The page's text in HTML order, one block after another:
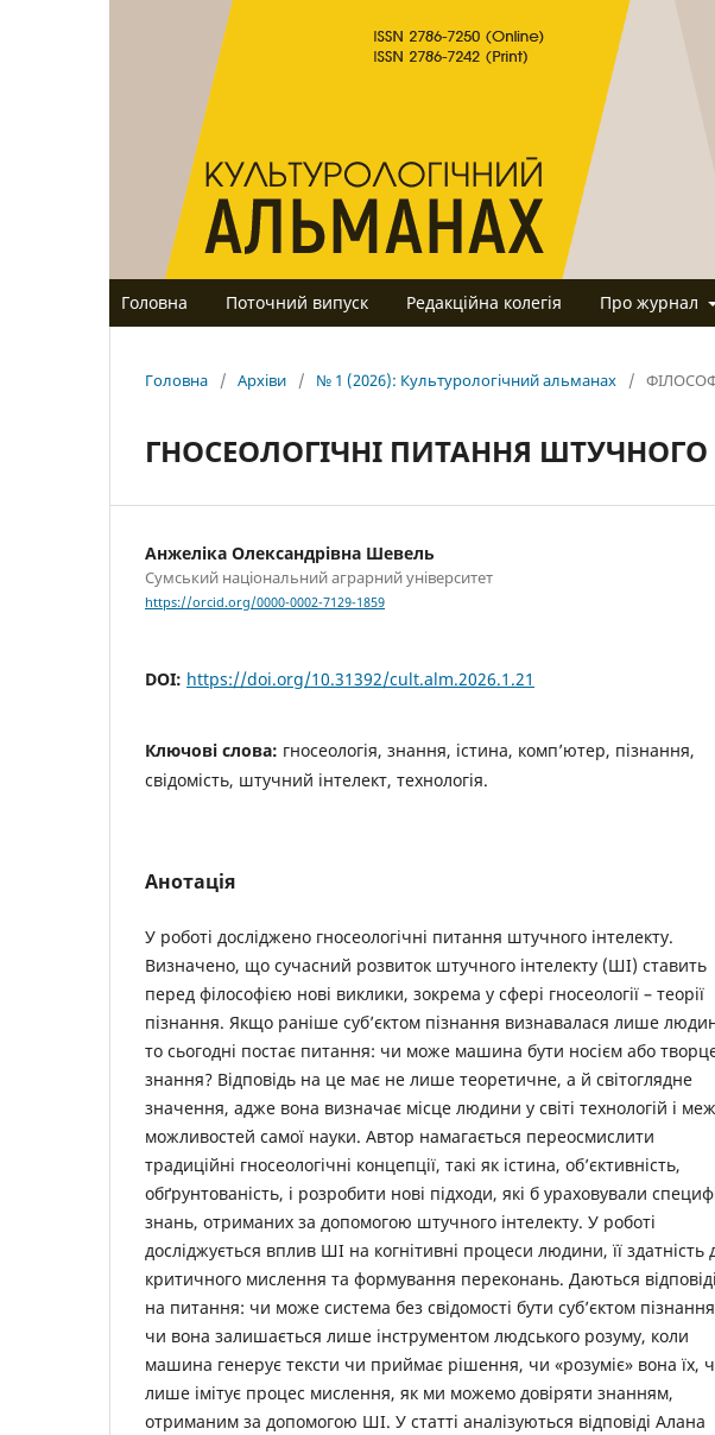
Головна Поточний випуск Редакційна колегія Про журнал
Головна / Архіви / № 1 (2026): Культурологічний альманах /
ГНОСЕОЛОГІЧНІ ПИТАННЯ ШТУЧНОГО
Анжеліка Олександрівна Шевель
Сумський національний аграрний університет
https://orcid.org/0000-0002-7129-1859
DOI: https://doi.org/10.31392/cult.alm.2026.1.21
Ключові слова: гносеологія, знання, істина, комп’ютер, пізнання,
свідомість, штучний інтелект, технологія.
Анотація
У роботі досліджено гносеологічні питання штучного інтелекту.
Визначено, що сучасний розвиток штучного інтелекту (ШІ) ставить
перед філософією нові виклики, зокрема у сфері гносеології – теорії
пізнання. Якщо раніше суб’єктом пізнання визнавалася лише
то сьогодні постає питання: чи може машина бути носієм або
знання? Відповідь на це має не лише теоретичне, а й світоглядне
значення, адже вона визначає місце людини у світі технологій і
можливостей самої науки. Автор намагається переосмислити
традиційні гносеологічні концепції, такі як істина, об’єктивність,
обґрунтованість, і розробити нові підходи, які б ураховували
знань, отриманих за допомогою штучного інтелекту. У роботі
досліджується вплив ШІ на когнітивні процеси людини, її здатність
критичного мислення та формування переконань. Даються відповіді
на питання: чи може система без свідомості бути суб’єктом
чи вона залишається лише інструментом людського розуму, коли
машина генерує тексти чи приймає рішення, чи «розуміє» вона їх,
лише імітує процес мислення, як ми можемо довіряти знанням,
отриманим за допомогою ШІ. У статті аналізуються відповіді Алана